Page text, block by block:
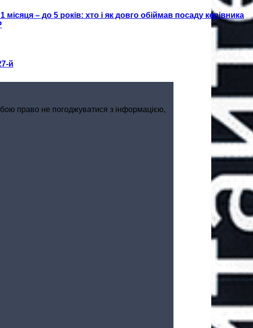
1 місяця – до 5 років: хто і як довго обіймав посаду керівника
й
право не погоджуватися з інформацією,